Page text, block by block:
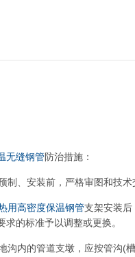
无缝钢管防治措施：
制、安装前，严格审图和技
用高密度保温钢管支架安装后
求的标准予以调整或更换。
沟内的管道支墩，应按管沟(